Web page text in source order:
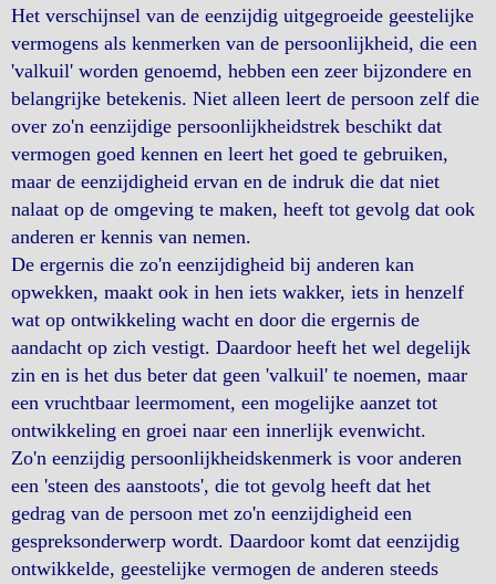
Het verschijnsel van de eenzijdig uitgegroeide geestelijke
vermogens als kenmerken van de persoonlijkheid, die een
'valkuil' worden genoemd, hebben een zeer bijzondere en
belangrijke betekenis. Niet alleen leert de persoon zelf die
over zo'n eenzijdige persoonlijkheidstrek beschikt dat
vermogen goed kennen en leert het goed te gebruiken,
maar de eenzijdigheid ervan en de indruk die dat niet
nalaat op de omgeving te maken, heeft tot gevolg dat ook
anderen er kennis van nemen.
De ergernis die zo'n eenzijdigheid bij anderen kan
opwekken, maakt ook in hen iets wakker, iets in henzelf
wat op ontwikkeling wacht en door die ergernis de
aandacht op zich vestigt. Daardoor heeft het wel degelijk
zin en is het dus beter dat geen 'valkuil' te noemen, maar
een vruchtbaar leermoment, een mogelijke aanzet tot
ontwikkeling en groei naar een innerlijk evenwicht.
Zo'n eenzijdig persoonlijkheidskenmerk is voor anderen
een 'steen des aanstoots', die tot gevolg heeft dat het
gedrag van de persoon met zo'n eenzijdigheid een
gespreksonderwerp wordt. Daardoor komt dat eenzijdig
ontwikkelde, geestelijke vermogen de anderen steeds